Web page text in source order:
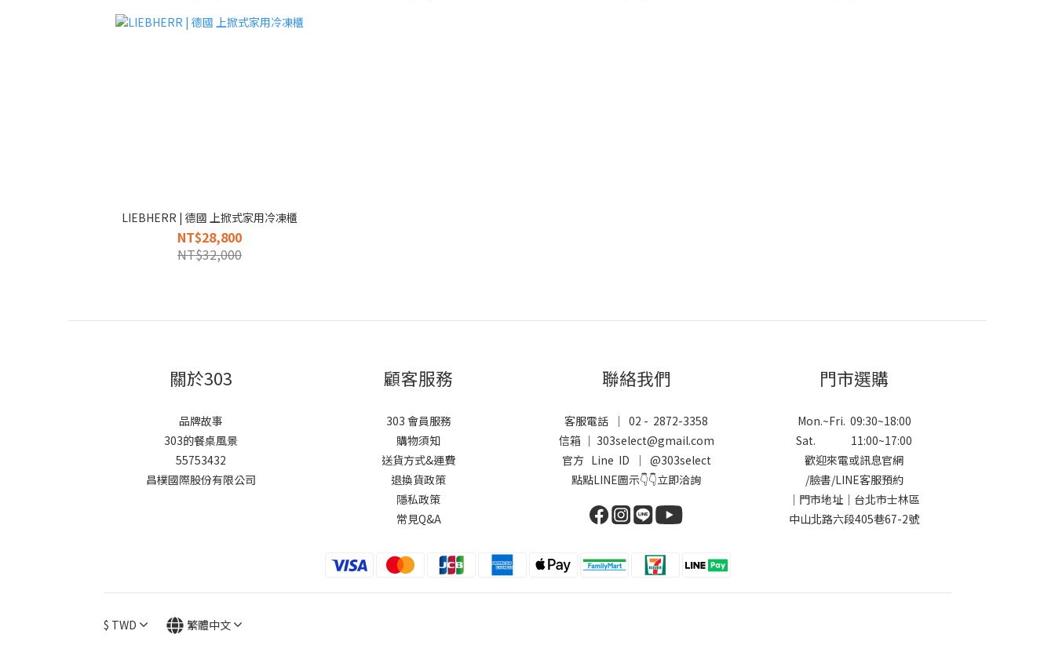
LIEBHERR | 德國 上掀式家用冷凍櫃
NT$28,800
NT$32,000
關於303
品牌故事
303的餐桌風景
55753432
昌樸國際股份有限公司
顧客服務
303 會員服務
購物須知
送貨方式&運費
退換貨政策
隱私政策
常見Q&A
聯絡我們
客服電話 ｜ 02 - 2872-3358
信箱 ｜ 303select@gmail.com
官方 Line ID ｜ @303select
點點LINE圖示👇👇立即洽詢
門市選購
Mon.~Fri. 09:30~18:00
Sat. 11:00~17:00
歡迎來電或訊息官網
/臉書/LINE客服預約
｜門市地址｜台北市士林區
中山北路六段405巷67-2號
$ TWD 繁體中文